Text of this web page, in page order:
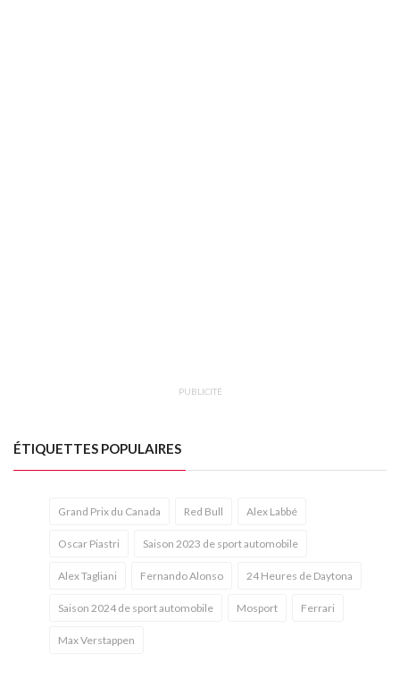
PUBLICITÉ
ÉTIQUETTES POPULAIRES
Grand Prix du Canada Red Bull Alex Labbé
Oscar Piastri Saison 2023 de sport automobile
Alex Tagliani Fernando Alonso 24 Heures de Daytona
Saison 2024 de sport automobile Mosport Ferrari
Max Verstappen